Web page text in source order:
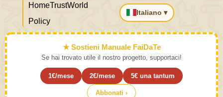
HomeTrustWorld
Policy
Italiano ▾
★ Sostieni Manuale FaiDaTe
Se hai trovato utile il nostro progetto, supportaci!
1€/mese 2€/mese 5€ una tantum
Abbonati ›